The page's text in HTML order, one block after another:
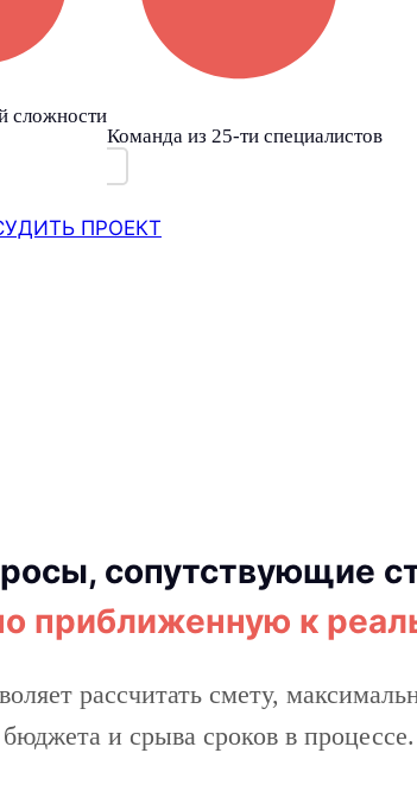
сложности
Команда из 25-ти специалистов
ПРОЕКТ
сопутствующие
приближенную к
рассчитать смету,
и срыва сроков в процессе.